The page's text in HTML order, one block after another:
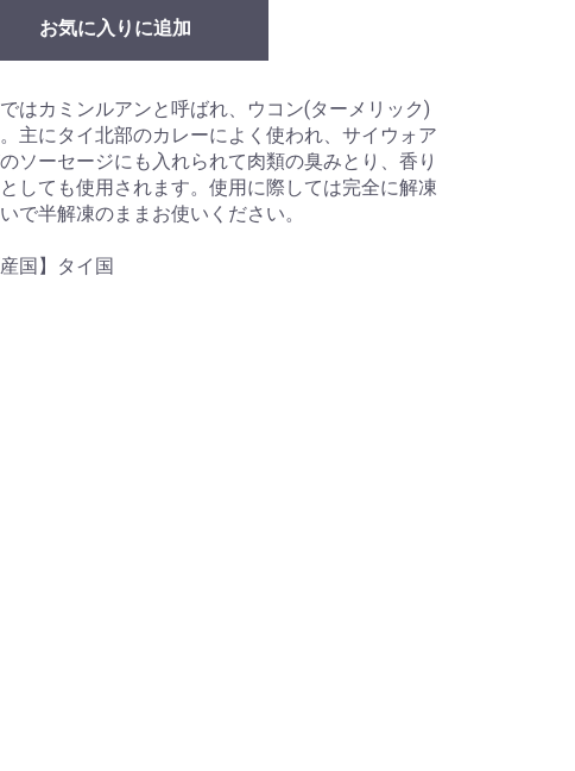
お気に入りに追加
はカミンルアンと呼ばれ、ウコン(ターメリック)
主にタイ北部のカレーによく使われ、サイウォア
ソーセージにも入れられて肉類の臭みとり、香り
しても使用されます。使用に際しては完全に解凍
で半解凍のままお使いください。
産国】タイ国